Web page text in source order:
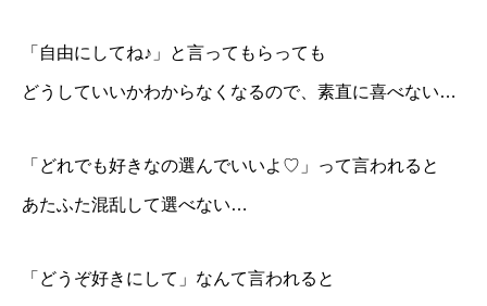
「自由にしてね♪」と言ってもらっても
どうしていいかわからなくなるので、素直に喜べない…
「どれでも好きなの選んでいいよ♡」って言われると
あたふた混乱して選べない…
「どうぞ好きにして」なんて言われると